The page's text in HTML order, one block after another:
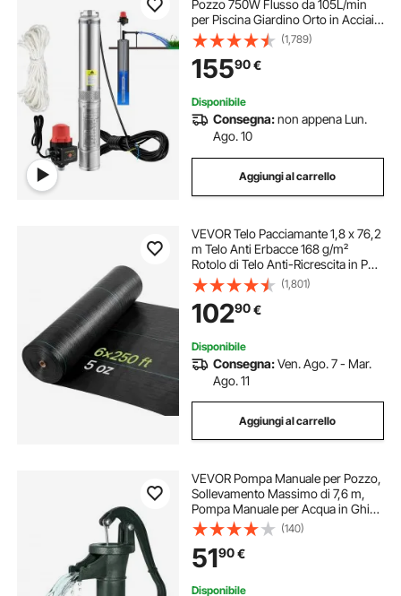
Pozzo 750W Flusso da 105L/min
per Piscina Giardino Orto in Acciaio
Inox, Pompa Sommersa per Pozzi
230V Prevalenza Max. 62m,
Controllo Automatico
(1,789)
15590€
Disponibile
Consegna:non appena Lun.
Ago. 10
Aggiungi al carrello
VEVOR Telo Pacciamante 1,8 x 76,2
m Telo Anti Erbacce 168 g/m²
Rotolo di Telo Anti-Ricrescita in PP
Tessuto per Protezione Contro le
Erbacce, Copertura del Terreno,
Giardino, Orto, Prato, Nero
(1,801)
10290€
Disponibile
Consegna:Ven. Ago. 7 - Mar.
Ago. 11
Aggiungi al carrello
VEVOR Pompa Manuale per Pozzo,
Sollevamento Massimo di 7,6 m,
Pompa Manuale per Acqua in Ghisa
Antica, Attacco NPT, Facile
Installazione, Vecchio Stile per
Giardino Esterno, Stagno, Verde
(140)
5190€
Disponibile